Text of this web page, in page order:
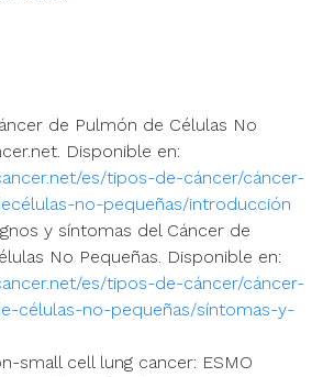
de Pulmón de Células No
Disponible en:
es/tipos-de-cáncer/cáncer-
no-pequeñas/introducción
y síntomas del Cáncer de
No Pequeñas. Disponible en:
es/tipos-de-cáncer/cáncer-
células-no-pequeñas/síntomas-y-
small cell lung cancer: ESMO